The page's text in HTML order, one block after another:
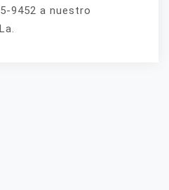
9452 a nuestro